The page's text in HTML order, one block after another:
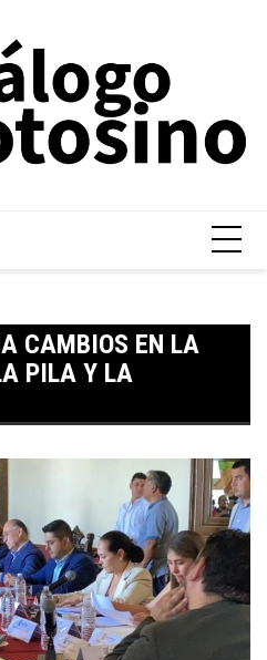
CAMBIOS EN LA
PILA Y LA